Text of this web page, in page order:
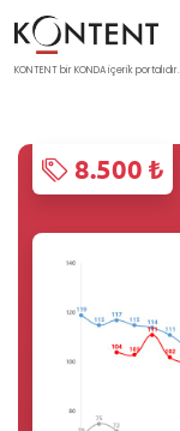
KONTENT bir KONDA içerik portalıdır.
8.500 ₺